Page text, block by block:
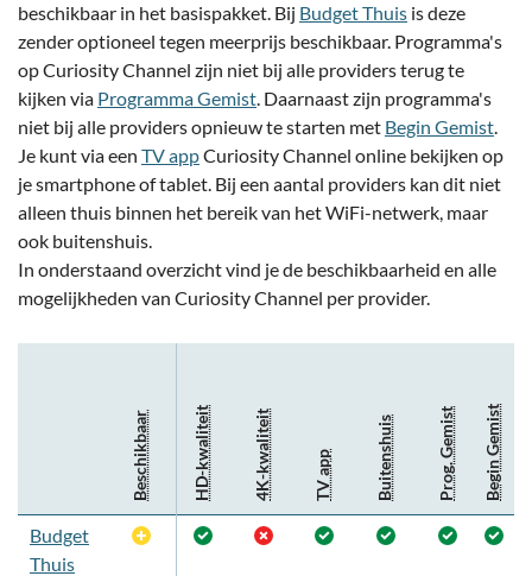
beschikbaar in het basispakket. Bij Budget Thuis is deze
zender optioneel tegen meerprijs beschikbaar. Programma's
op Curiosity Channel zijn niet bij alle providers terug te
kijken via Programma Gemist. Daarnaast zijn programma's
niet bij alle providers opnieuw te starten met Begin Gemist.
Je kunt via een TV appCuriosity Channel online bekijken op
je smartphone of tablet. Bij een aantal providers kan dit niet
alleen thuis binnen het bereik van het WiFi-netwerk, maar
ook buitenshuis.
In onderstaand overzicht vind je de beschikbaarheid en alle
mogelijkheden van Curiosity Channel per provider.
Beschikbaar HD-kwaliteit 4K-kwaliteit TV app Buitenshuis Prog. Gemist Begin Gemist
Budget
Thuis
Optioneel